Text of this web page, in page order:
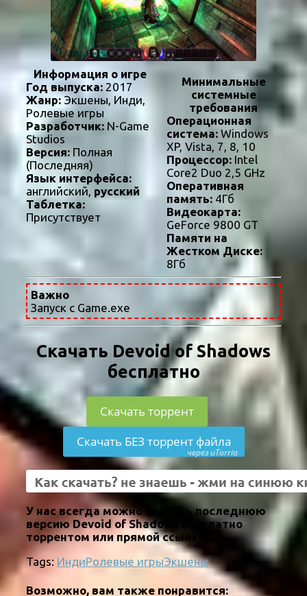
Информация о игре
Год выпуска: 2017
Жанр: Экшены, Инди,
Ролевые игры
Разработчик: N-Game
Studios
Версия: Полная
(Последняя)
Язык интерфейса:
английский, русский
Таблетка:
Присутствует
Минимальные
системные
требования
Операционная
система:Windows
XP, Vista, 7, 8, 10
Процессор:Intel
Core2 Duo 2,5 GHz
Оперативная
память:4Гб
Видеокарта:
GeForce 9800 GT
Памяти на
Жестком Диске:
8Гб
Важно
Запуск с Game.exe
Скачать Devoid of Shadows
бесплатно
Скачать торрент
Скачать БЕЗ торрент файла
через uTorria
У нас всегда можно скачать последнюю
версию Devoid of Shadows бесплатно
торрентом или прямой ссылкой.
Tags: ИндиРолевые игрыЭкшены
Возможно, вам также понравится: